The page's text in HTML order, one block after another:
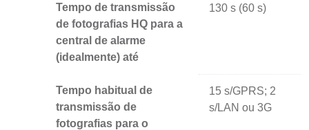
Tempo de transmissão
de fotografias HQ para a
central de alarme
(idealmente) até
130 s (60 s)
Tempo habitual de
transmissão de
fotografias para o
15 s/GPRS; 2
s/LAN ou 3G